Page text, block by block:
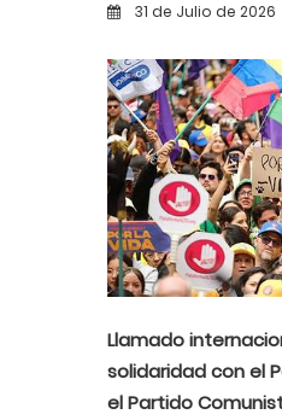
31 de Julio de 2026
Llamado
solidaridad con el
el Partido